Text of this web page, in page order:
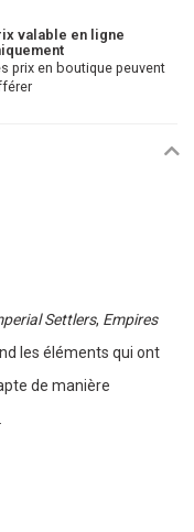
valable en ligne
prix en boutique peuvent
Settlers, Empires
les éléments qui ont
de manière